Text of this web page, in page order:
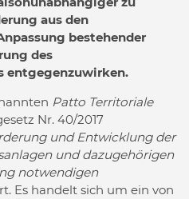
aus den
bestehender
des
entgegenzuwirken.
Patto Territoriale
Nr. 40/2017
und Entwicklung der
und dazugehörigen
notwendigen
Es handelt sich um ein von